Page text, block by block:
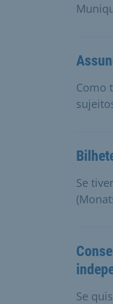
Como
Se
Se